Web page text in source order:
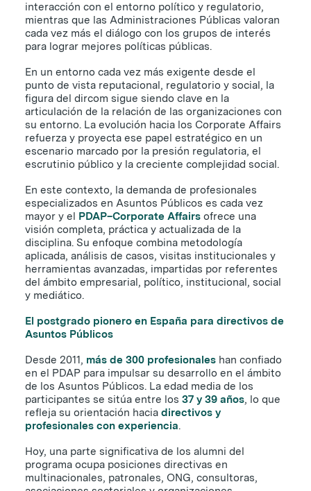
interacción con el entorno político y regulatorio,
mientras que las Administraciones Públicas valoran
cada vez más el diálogo con los grupos de interés
para lograr mejores políticas públicas.
En un entorno cada vez más exigente desde el
punto de vista reputacional, regulatorio y social, la
figura del dircom sigue siendo clave en la
articulación de la relación de las organizaciones con
su entorno. La evolución hacia los Corporate Affairs
refuerza y proyecta ese papel estratégico en un
escenario marcado por la presión regulatoria, el
escrutinio público y la creciente complejidad social.
En este contexto, la demanda de profesionales
especializados en Asuntos Públicos es cada vez
mayor y el PDAP–Corporate Affairs ofrece una
visión completa, práctica y actualizada de la
disciplina. Su enfoque combina metodología
aplicada, análisis de casos, visitas institucionales y
herramientas avanzadas, impartidas por referentes
del ámbito empresarial, político, institucional, social
y mediático.
El postgrado pionero en España para directivos de
Asuntos Públicos
Desde 2011, más de 300 profesionales han confiado
en el PDAP para impulsar su desarrollo en el ámbito
de los Asuntos Públicos. La edad media de los
participantes se sitúa entre los 37 y 39 años, lo que
refleja su orientación hacia directivos y
profesionales con experiencia.
Hoy, una parte significativa de los alumni del
programa ocupa posiciones directivas en
multinacionales, patronales, ONG, consultoras,